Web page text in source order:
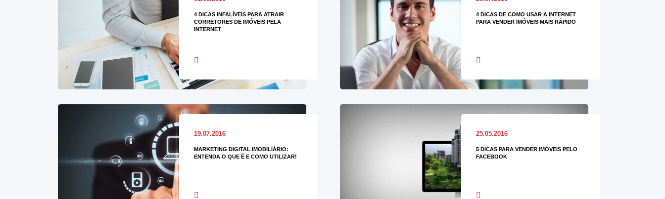
4 DICAS INFALÍVEIS PARA ATRAIR
CORRETORES DE IMÓVEIS PELA
INTERNET
4 DICAS DE COMO USAR A INTERNET
PARA VENDER IMÓVEIS MAIS RÁPIDO
19.07.2016
MARKETING DIGITAL IMOBILIÁRIO:
ENTENDA O QUE É E COMO UTILIZAR!
25.05.2016
5 DICAS PARA VENDER IMÓVEIS PELO
FACEBOOK